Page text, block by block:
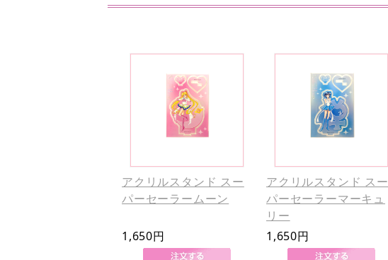
アクリルスタンド スー
パーセーラームーン
1,650円
アクリルスタンド スー
パーセーラーマーキュ
リー
1,650円